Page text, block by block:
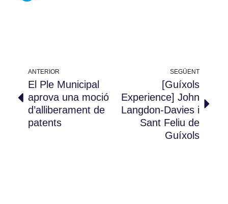
ANTERIOR
El Ple Municipal
aprova una moció
d’alliberament de
patents
SEGÜENT
[Guíxols
Experience] John
Langdon-Davies i
Sant Feliu de
Guíxols